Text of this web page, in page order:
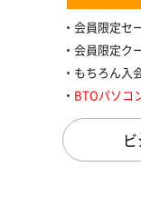
会員限定セ
会員限定ク
もちろん入
BTOパソコ